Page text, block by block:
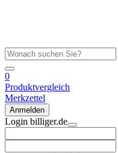
0
Produktvergleich
Merkzettel
Anmelden
Login billiger.de